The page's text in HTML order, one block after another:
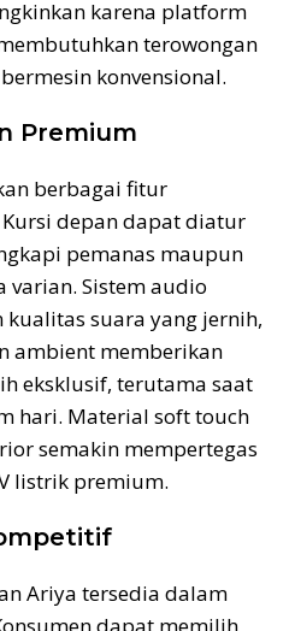
karena platform
terowongan
konvensional.
Premium
berbagai fitur
depan dapat diatur
pemanas maupun
varian. Sistem audio
suara yang jernih,
ambient memberikan
eksklusif, terutama saat
hari. Material soft touch
semakin mempertegas
listrik premium.
Ariya tersedia dalam
dapat memilih